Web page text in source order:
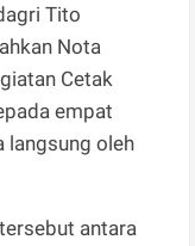
Tito
Nota
Cetak
empat
langsung oleh
antara